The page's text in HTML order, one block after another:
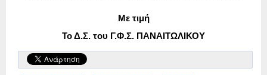
Με τιμή
Το Δ.Σ. του Γ.Φ.Σ. ΠΑΝΑΙΤΩΛΙΚΟΥ